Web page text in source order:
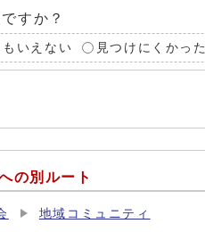
すか？
もいえない 見つけにくかった
の別ルート
地域コミュニティ